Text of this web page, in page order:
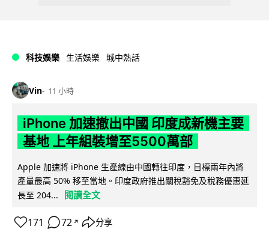
科技娛樂 生活娛樂 城中熱話
Vin 11 小時
iPhone 加速撤出中國 印度成新機主要
基地 上年組裝增至5500萬部
Apple 加速將 iPhone 生產線由中國轉往印度，目標兩年內將
產量最高 50% 移至當地。印度政府推出關稅豁免及稅務優惠延
長至 204...
閱讀全文
171 72 ↗ 分享